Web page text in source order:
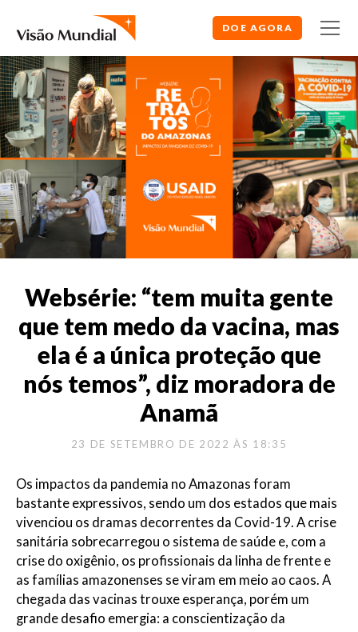
DOE AGORA
Websérie: “tem muita gente
que tem medo da vacina, mas
ela é a única proteção que
nós temos”, diz moradora de
Anamã
23 DE SETEMBRO DE 2022 ÀS 18:35
Os impactos da pandemia no Amazonas foram
bastante expressivos, sendo um dos estados que mais
vivenciou os dramas decorrentes da Covid-19. A crise
sanitária sobrecarregou o sistema de saúde e, com a
crise do oxigênio, os profissionais da linha de frente e
as famílias amazonenses se viram em meio ao caos. A
chegada das vacinas trouxe esperança, porém um
grande desafio emergia: a conscientização da